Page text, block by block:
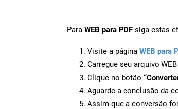
Para WEB para PDF siga estas
Visite a página WEB para
Carregue seu arquivo
Clique no botão
Aguarde a conclusão da
Assim que a conversão